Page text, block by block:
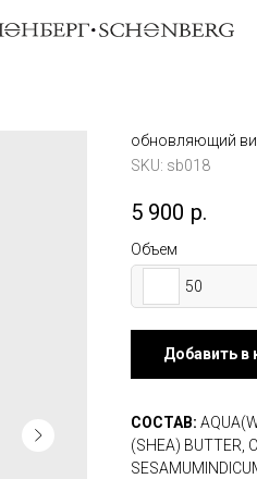
обновляющий
SKU: sb018
5 900 р.
Объем
50
Добавить в
СОСТАВ:
(SHEA) BUTTER,